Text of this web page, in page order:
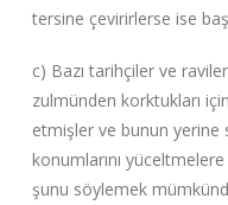
tersine çevirirlerse ise
c) Bazı tarihçiler ve
zulmünden korktukları
etmişler ve bunun yerine
konumlarını yüceltmelere
şunu söylemek